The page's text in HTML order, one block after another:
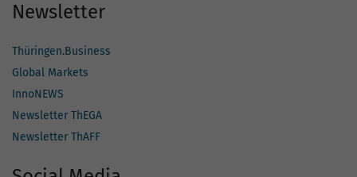
Newsletter
Thüringen.Business
Global Markets
InnoNEWS
Newsletter ThEGA
Newsletter ThAFF